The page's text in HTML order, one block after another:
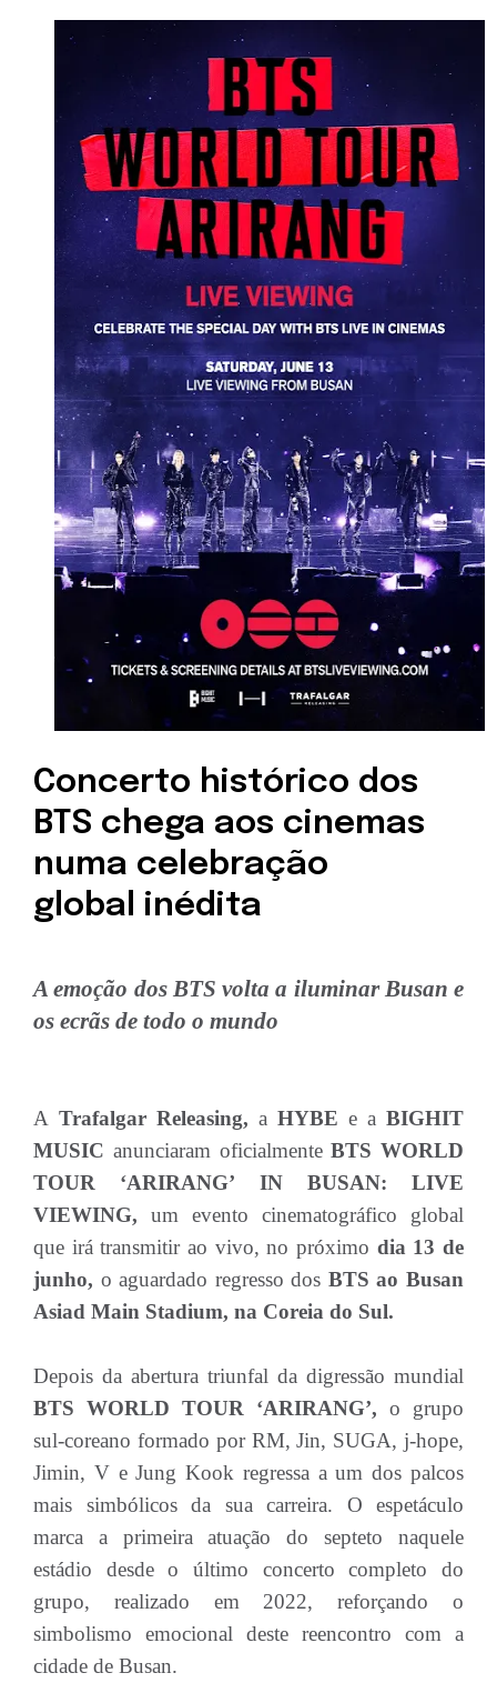
Concerto histórico dos
BTS chega aos cinemas
numa celebração
global inédita
A emoção dos BTS volta a iluminar Busan e
os ecrãs de todo o mundo
A Trafalgar Releasing, a HYBE e a BIGHIT
MUSIC anunciaram oficialmenteBTS WORLD
TOUR ‘ARIRANG’ IN BUSAN: LIVE
VIEWING, um evento cinematográfico global
que irá transmitir ao vivo, no próximo dia 13 de
junho, o aguardado regresso dos BTS ao Busan
Asiad Main Stadium, na Coreia do Sul.
Depois da abertura triunfal da digressão mundial
BTS WORLD TOUR ‘ARIRANG’, o grupo
sul-coreano formado por RM, Jin, SUGA, j-hope,
Jimin, V e Jung Kook regressa a um dos palcos
mais simbólicos da sua carreira. O espetáculo
marca a primeira atuação do septeto naquele
estádio desde o último concerto completo do
grupo, realizado em 2022, reforçando o
simbolismo emocional deste reencontro com a
cidade de Busan.